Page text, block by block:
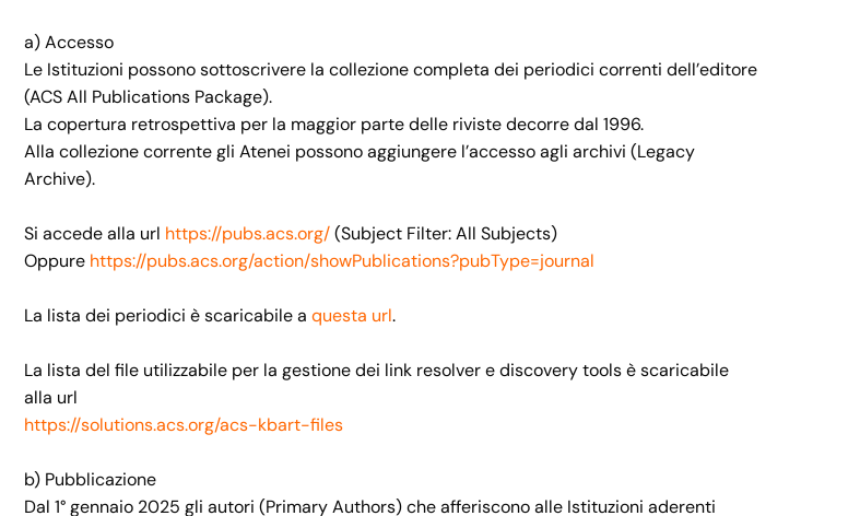
a) Accesso
Le Istituzioni possono sottoscrivere la collezione completa dei periodici correnti dell’editore
(ACS All Publications Package).
La copertura retrospettiva per la maggior parte delle riviste decorre dal 1996.
Alla collezione corrente gli Atenei possono aggiungere l’accesso agli archivi (Legacy
Archive).
Si accede alla url https://pubs.acs.org/(Subject Filter: All Subjects)
Oppure https://pubs.acs.org/action/showPublications?pubType=journal
La lista dei periodici è scaricabile a questa url.
La lista del file utilizzabile per la gestione dei link resolver e discovery tools è scaricabile
alla url
https://solutions.acs.org/acs-kbart-files
b) Pubblicazione
Dal 1° gennaio 2025 gli autori (Primary Authors) che afferiscono alle Istituzioni aderenti